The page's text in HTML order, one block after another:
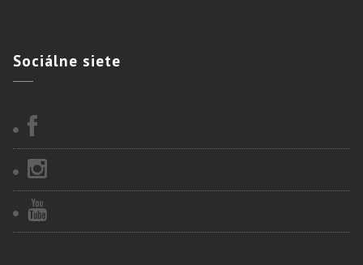
Sociálne siete